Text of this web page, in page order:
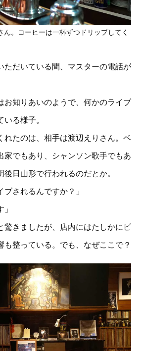
ん。コーヒーは一杯ずつドリップしてく
ただいている間、マスターの電話が
お知りあいのようで、何かのライブ
る様子。
れたのは、相手は渡辺えりさん。ベ
家でもあり、シャンソン歌手でもあ
日山形で行われるのだとか。
ブされるんですか？」
驚きましたが、店内にはたしかにピ
も整っている。でも、なぜここで？